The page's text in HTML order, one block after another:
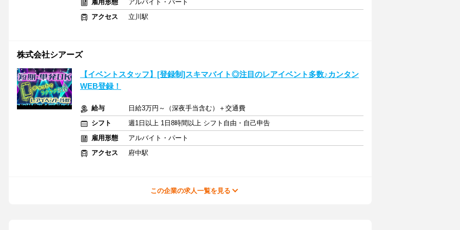
雇用形態
アルバイト・パート
アクセス
立川駅
株式会社シアーズ
【イベントスタッフ】[登録制]スキマバイト◎注目のレアイベント多数♪カンタン
WEB登録！
給与
日給3万円～（深夜手当含む）＋交通費
シフト
週1日以上 1日8時間以上 シフト自由・自己申告
雇用形態
アルバイト・パート
アクセス
府中駅
この企業の求人一覧を見る